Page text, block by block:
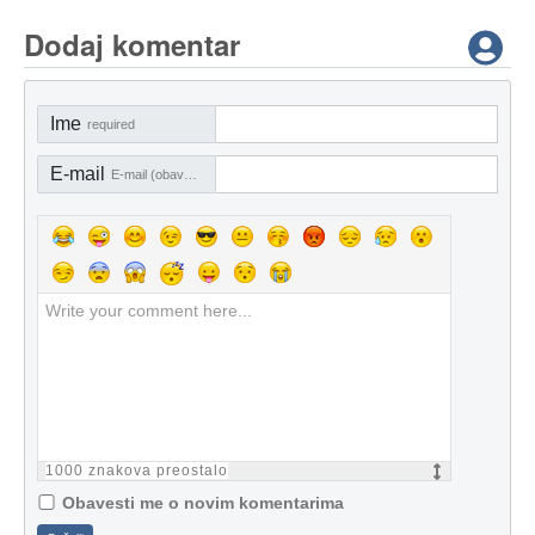
Dodaj komentar
Ime required
E-mail
1000 znakova preostalo
Obavesti me o novim komentarima